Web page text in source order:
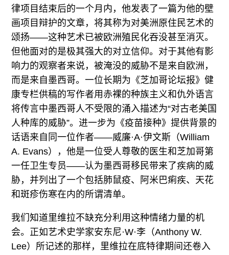
律项目结束后的一个月内，他发表了一篇为他的壁
画项目辩护的文章，将其称为对美洲原住民艺术的
颂扬——这种艺术已被欧洲殖民化吞没甚至消灭。
但他面对的是极其强大的对立信仰。对于其他有影
响力的观察者来说，被淹没的威胁不是来自欧洲，
而是来自墨西哥。一位长期为《芝加哥论坛报》健
康专栏供稿的写作者用赤裸的种族主义和仇外语言
将传言中墨西哥人不受限的涌入描述为“对古老美国
人种库的威胁”。进一步为《疫苗接种》提供背景的
话语来自同一位作者——威廉·A·伊文斯（William
A. Evans），他是一位受人尊敬的医生和芝加哥第
一任卫生专员——认为墨西哥移民带来了疾病的威
胁，并列出了一个包括肺鼠疫、阿米巴痢疾、天花
和斑疹伤寒在内的所谓清单。
我们知道里维拉不缺充分利用这种情绪力量的机
会。正如艺术史学家安东尼·W·李（Anthony W.
Lee）所记述的那样，里维拉在底特律期间还卷入